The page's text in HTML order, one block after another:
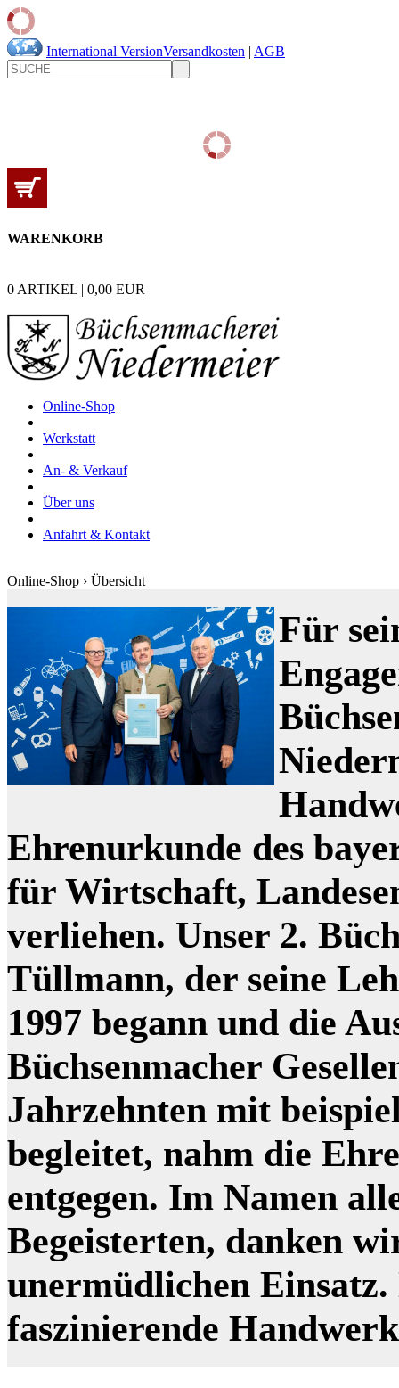
International VersionVersandkosten | AGB
WARENKORB
0 ARTIKEL | 0,00 EUR
Online-Shop
Werkstatt
An- & Verkauf
Über uns
Anfahrt & Kontakt
Online-Shop › Übersicht
Für
Ehrenurkunde des
für Wirtschaft,
verliehen. Unser 2.
Tüllmann, der seine
1997 begann und die
Büchsenmacher
Jahrzehnten mit
begleitet, nahm die
entgegen. Im Namen
Begeisterten, danken
unermüdlichen Einsatz.
faszinierende